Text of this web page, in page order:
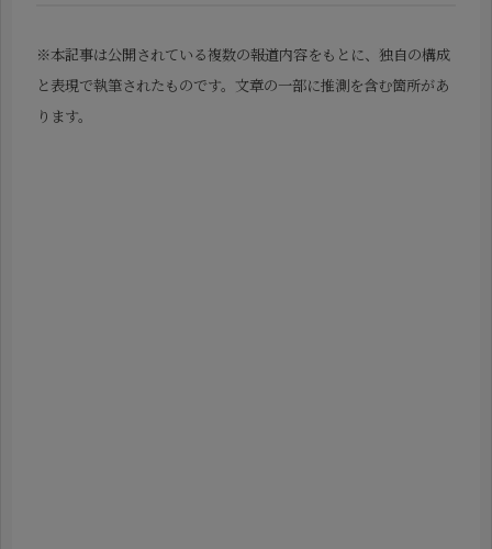
※本記事は公開されている複数の報道内容をもとに、独自の構成
と表現で執筆されたものです。文章の一部に推測を含む箇所があ
ります。